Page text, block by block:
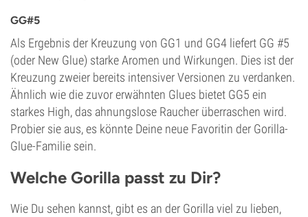
GG#5
Als Ergebnis der Kreuzung von GG1 und GG4 liefert GG #5
(oder New Glue) starke Aromen und Wirkungen. Dies ist der
Kreuzung zweier bereits intensiver Versionen zu verdanken.
Ähnlich wie die zuvor erwähnten Glues bietet GG5 ein
starkes High, das ahnungslose Raucher überraschen wird.
Probier sie aus, es könnte Deine neue Favoritin der Gorilla-
Glue-Familie sein.
Welche Gorilla passt zu Dir?
Wie Du sehen kannst, gibt es an der Gorilla viel zu lieben,